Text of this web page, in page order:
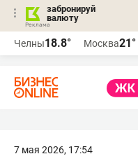
забронируй
валюту
Челны18.8° Москва21°
7 мая 2026, 17:54